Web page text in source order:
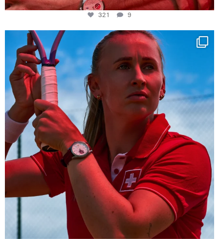
321 9
Determination, elegance and Swiss precision —
442
14